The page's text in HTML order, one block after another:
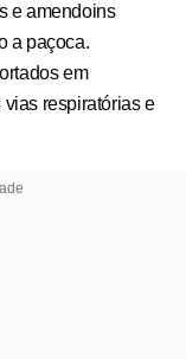
e amendoins
a paçoca.
em
respiratórias e